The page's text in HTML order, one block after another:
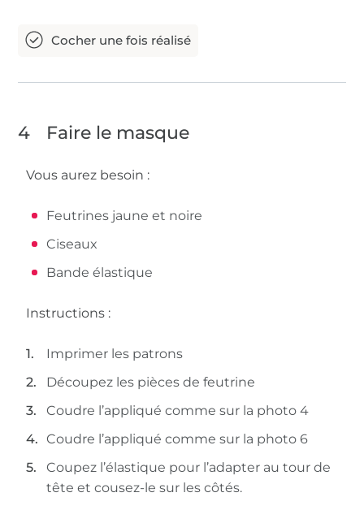
4 Faire le masque
Vous aurez besoin :
Feutrines jaune et noire
Ciseaux
Bande élastique
Instructions :
Imprimer les patrons
Découpez les pièces de feutrine
Coudre l’appliqué comme sur la photo 4
Coudre l’appliqué comme sur la photo 6
Coupez l’élastique pour l’adapter au tour de
tête et cousez-le sur les côtés.